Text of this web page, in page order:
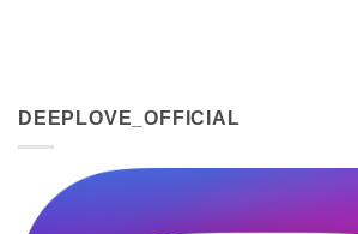
DEEPLOVE_OFFICIAL